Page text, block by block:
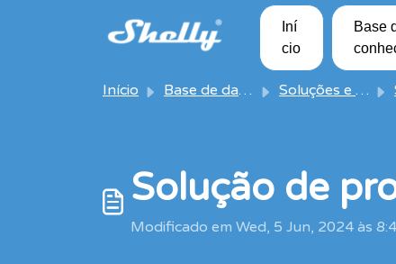
Avançar para o conteúdo principal
Iní
cio
Base
Início Base de dados de conhecimento Soluções e artigos
Solução de
Modificado em Wed, 5 Jun, 2024 às